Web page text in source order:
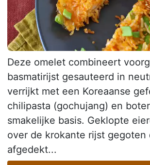
Deze omelet combineert
basmatirijst gesauteerd in
verrijkt met een Koreaanse
chilipasta (gochujang) en
smakelijke basis. Geklopte
over de krokante rijst gegoten
afgedekt...